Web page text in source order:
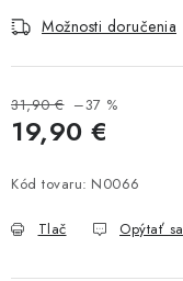
Možnosti doručenia
31,90 € –37 %
19,90 €
Kód tovaru: N0066
Tlač Opýtať sa